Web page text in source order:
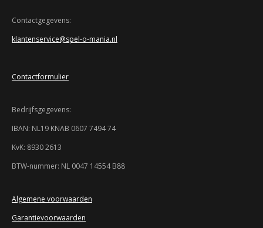
4
8
0
9
5
s
e
r
n
n n
Contactgegevens:
klantenservice@spel-o-mania.nl
Contactformulier
Bedrijfsgegevens:
IBAN: NL19 KNAB 0607 7494 74
KvK: 8930 2613
BTW-nummer: NL 0047 14554 B88
Algemene voorwaarden
Garantievoorwaarden